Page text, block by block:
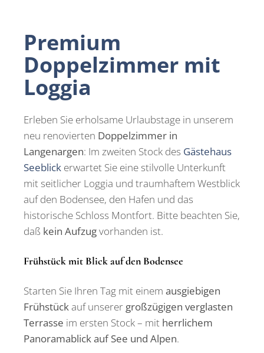
Premium
Doppelzimmer mit
Loggia
Erleben Sie erholsame Urlaubstage in unserem
neu renovierten Doppelzimmer in
Langenargen: Im zweiten Stock des Gästehaus
Seeblick erwartet Sie eine stilvolle Unterkunft
mit seitlicher Loggia und traumhaftem Westblick
auf den Bodensee, den Hafen und das
historische Schloss Montfort. Bitte beachten Sie,
daß kein Aufzugvorhanden ist.
Frühstück mit Blick auf den Bodensee
Starten Sie Ihren Tag mit einemausgiebigen
Frühstückauf unserer großzügigen verglasten
Terrasse im ersten Stock – mit herrlichem
Panoramablick auf See und Alpen.